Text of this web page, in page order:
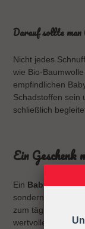
Darauf sollte
Nicht jedes
wie Bio-
empfindlichen
Schadstoffen sein
schließlich
Ein Geschenk
Ein Baby
sondern auch ein
zum täglichen
wertvolles